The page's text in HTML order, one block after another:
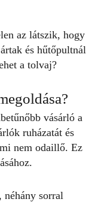
az látszik, hogy
és hűtőpultnál
a tolvaj?
vásárló a
ruházatát és
nem odaillő. Ez
sorral